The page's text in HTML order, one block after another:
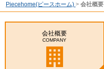
Piecehome(ピースホーム) > 会社概要
会社概要
COMPANY